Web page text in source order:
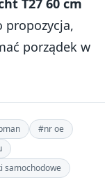
T27 60 cm
propozycja,
porządek w
#nr oe
samochodowe